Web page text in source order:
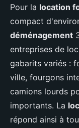
Pour la location
compact
déménagement
entreprises de
gabarits variés :
ville, fourgons
camions lourds
importants. La
répond ainsi à